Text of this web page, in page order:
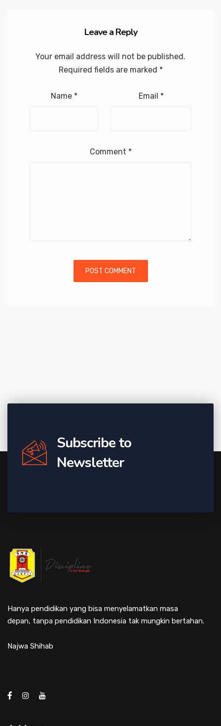
Leave a Reply
Your email address will not be published.
Required fields are marked *
Name * Email *
Comment *
Subscribe to
Newsletter
Hanya pendidikan yang bisa menyelamatkan masa
depan, tanpa pendidikan Indonesia tak mungkin bertahan.
Najwa Shihab